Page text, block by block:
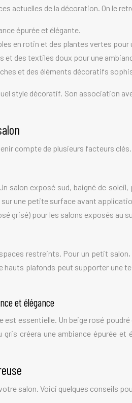
actuelles de la décoration. On le
épurée et élégante.
en rotin et des plantes vertes
et des textiles doux pour une
et des éléments décoratifs
style décoratif. Son association
compte de plusieurs facteurs clés.
salon exposé sud, baigné de
une petite surface avant
grisé) pour les salons exposés au
restreints. Pour un petit
plafonds peut supporter
et élégance
essentielle. Un beige rosé
créera une ambiance épurée
salon. Voici quelques conseils